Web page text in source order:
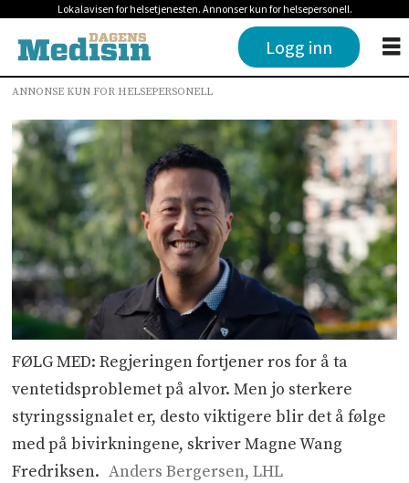
Lokalavisen for helsetjenesten. Annonser kun for helsepersonell.
Logg inn
ANNONSE KUN FOR HELSEPERSONELL
FØLG MED: Regjeringen fortjener ros for å ta
ventetidsproblemet på alvor. Men jo sterkere
styringssignalet er, desto viktigere blir det å følge
med på bivirkningene, skriver Magne Wang
Fredriksen. Anders Bergersen, LHL